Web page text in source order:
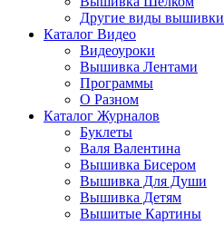
Другие виды вышивки
Каталог Видео
Видеоуроки
Вышивка Лентами
Программы
О Разном
Каталог Журналов
Буклеты
Валя Валентина
Вышивка Бисером
Вышивка Для Души
Вышивка Детям
Вышитые Картины